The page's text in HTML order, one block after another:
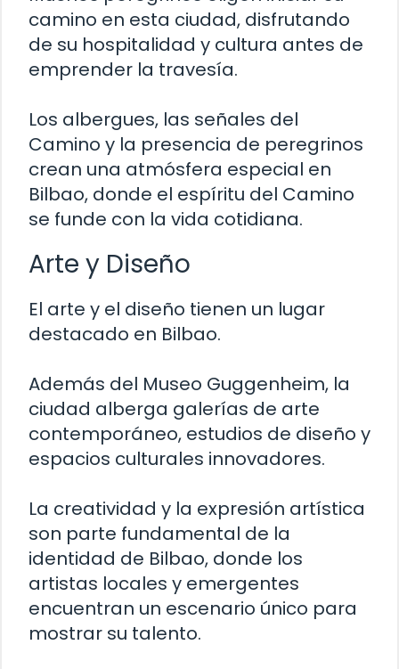
camino en esta ciudad, disfrutando
de su hospitalidad y cultura antes de
emprender la travesía.
Los albergues, las señales del
Camino y la presencia de peregrinos
crean una atmósfera especial en
Bilbao, donde el espíritu del Camino
se funde con la vida cotidiana.
Arte y Diseño
El arte y el diseño tienen un lugar
destacado en Bilbao.
Además del Museo Guggenheim, la
ciudad alberga galerías de arte
contemporáneo, estudios de diseño y
espacios culturales innovadores.
La creatividad y la expresión artística
son parte fundamental de la
identidad de Bilbao, donde los
artistas locales y emergentes
encuentran un escenario único para
mostrar su talento.